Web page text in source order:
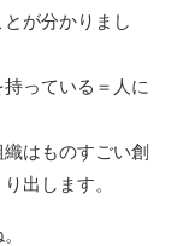
が分かりまし
っている＝人に
はものすごい創
出します。